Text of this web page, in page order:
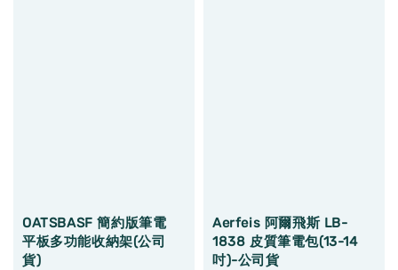
OATSBASF 簡約版筆電
平板多功能收納架(公司
貨)
Aerfeis 阿爾飛斯 LB-
1838 皮質筆電包(13-14
吋)-公司貨